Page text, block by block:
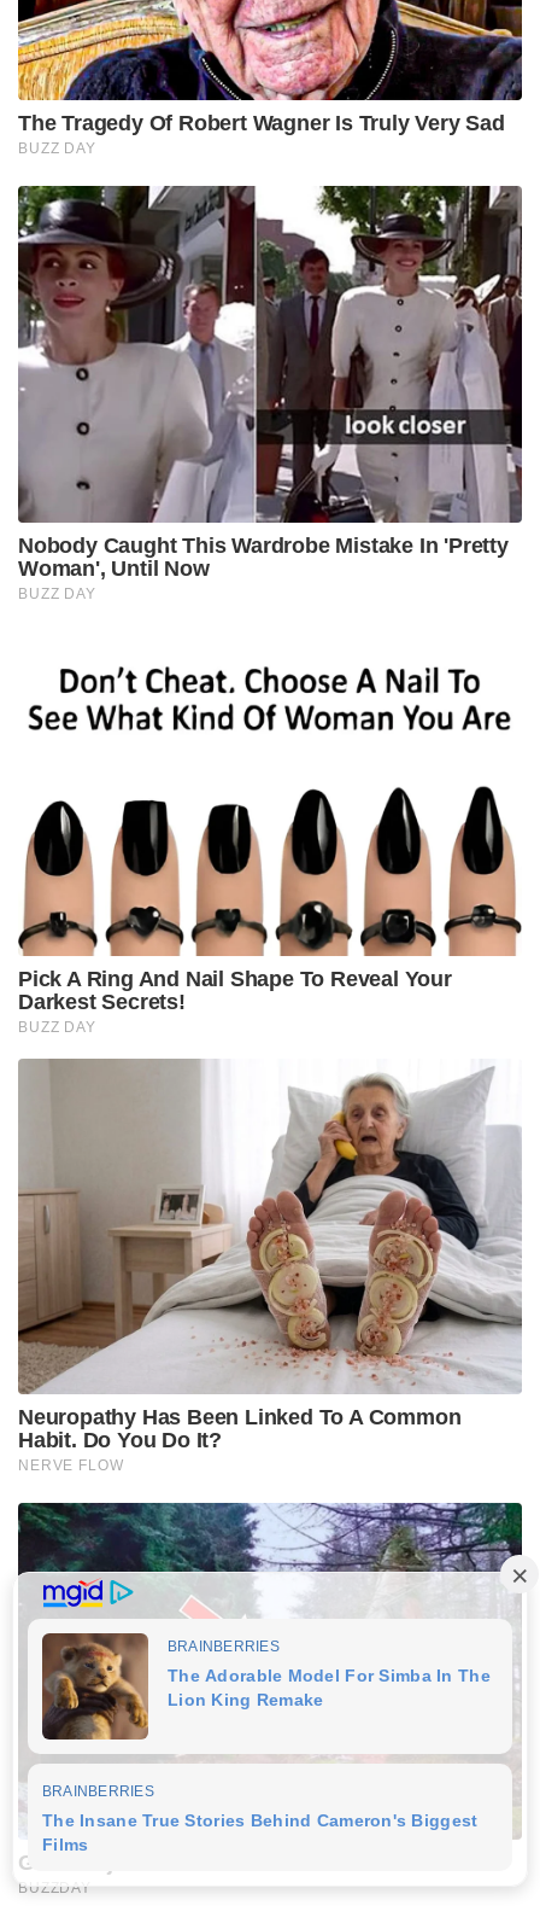
The Tragedy Of Robert Wagner Is Truly Very Sad
BUZZ DAY
Nobody Caught This Wardrobe Mistake In 'Pretty
Woman', Until Now
BUZZ DAY
Pick A Ring And Nail Shape To Reveal Your
Darkest Secrets!
BUZZ DAY
Neuropathy Has Been Linked To A Common
Habit. Do You Do It?
NERVE FLOW
Giant Object Found In Forest Stuns Scientists
BUZZDAY